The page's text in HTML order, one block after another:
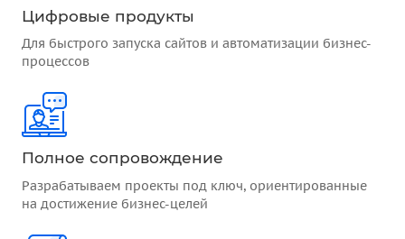
Цифровые продукты
Для быстрого запуска сайтов и автоматизации бизнес-
процессов
Полное сопровождение
Разрабатываем проекты под ключ, ориентированные
на достижение бизнес-целей